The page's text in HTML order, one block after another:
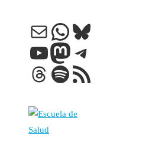
Correo electrónico
WhatsApp
Bluesky
YouTube
Mastodon
Telegram
Threads
Spotify
Feed RSS